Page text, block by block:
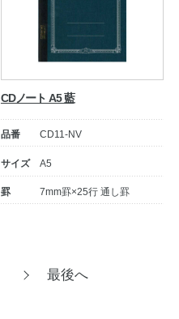
CDノート A5 藍
品番 CD11-NV
サイズ A5
罫 7mm罫×25行 通し罫
次
最後へ